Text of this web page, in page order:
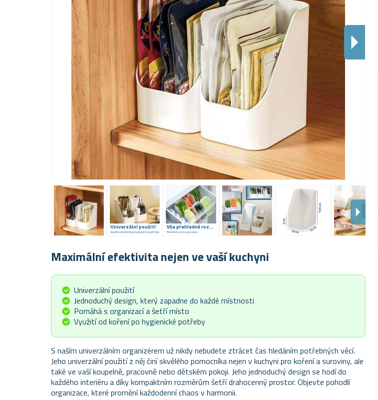
Univerzální použití
Využití od koření po hygienické potřeby
Vše přehledně rozdělené
Pořádek a více prostoru
Maximální efektivita nejen ve vaší kuchyni
Univerzální použití
Jednoduchý design, který zapadne do každé místnosti
Pomáhá s organizací a šetří místo
Využití od koření po hygienické potřeby
S naším univerzálním organizérem už nikdy nebudete ztrácet čas hledáním potřebných věcí.
Jeho univerzální použití z něj činí skvělého pomocníka nejen v kuchyni pro koření a suroviny, ale
také ve vaší koupelně, pracovně nebo dětském pokoji. Jeho jednoduchý design se hodí do
každého interiéru a díky kompaktním rozměrům šetří drahocenný prostor. Objevte pohodlí
organizace, které promění každodenní chaos v harmonii.